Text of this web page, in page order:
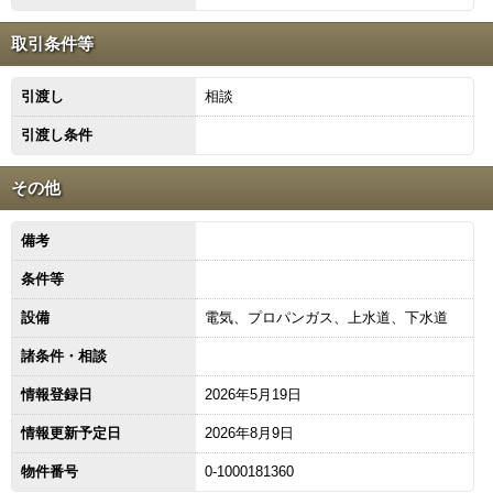
取引条件等
引渡し 相談
引渡し条件
その他
備考
条件等
設備 電気、プロパンガス、上水道、下水道
諸条件・相談
情報登録日 2026年5月19日
情報更新予定日 2026年8月9日
物件番号 0-1000181360